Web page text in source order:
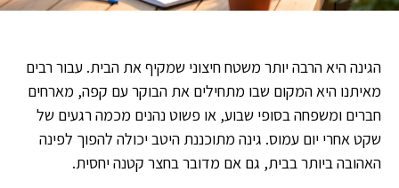
הגינה היא הרבה יותר משטח חיצוני שמקיף את הבית. עבור רבים
מאיתנו היא המקום שבו מתחילים את הבוקר עם קפה, מארחים
חברים ומשפחה בסופי שבוע, או פשוט נהנים מכמה רגעים של
שקט אחרי יום עמוס. גינה מתוכננת היטב יכולה להפוך לפינה
האהובה ביותר בבית, גם אם מדובר בחצר קטנה יחסית.